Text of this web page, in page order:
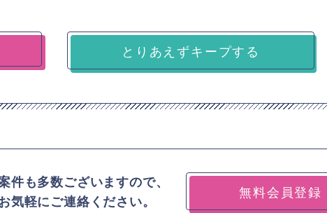
とりあえずキープする
も多数ございますので、
軽にご連絡ください。
無料会員登録